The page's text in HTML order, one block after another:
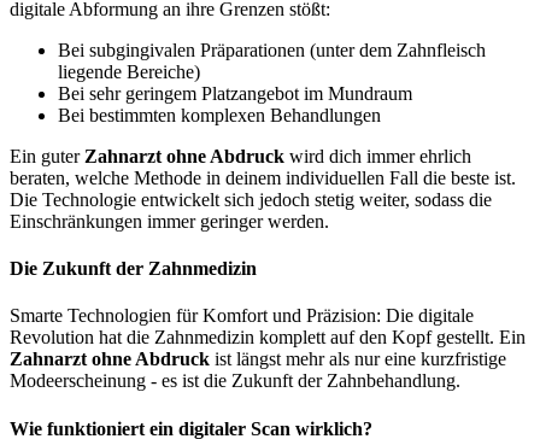
digitale Abformung an ihre Grenzen stößt:
Bei subgingivalen Präparationen (unter dem Zahnfleisch
liegende Bereiche)
Bei sehr geringem Platzangebot im Mundraum
Bei bestimmten komplexen Behandlungen
Ein guter Zahnarzt ohne Abdruck wird dich immer ehrlich
beraten, welche Methode in deinem individuellen Fall die beste ist.
Die Technologie entwickelt sich jedoch stetig weiter, sodass die
Einschränkungen immer geringer werden.
Die Zukunft der Zahnmedizin
Smarte Technologien für Komfort und Präzision: Die digitale
Revolution hat die Zahnmedizin komplett auf den Kopf gestellt. Ein
Zahnarzt ohne Abdruck ist längst mehr als nur eine kurzfristige
Modeerscheinung - es ist die Zukunft der Zahnbehandlung.
Wie funktioniert ein digitaler Scan wirklich?